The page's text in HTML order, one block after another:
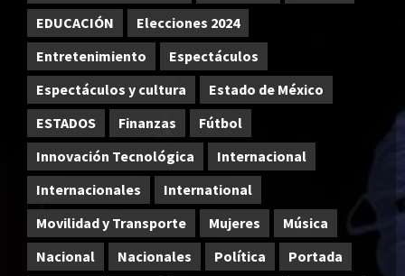
EDUCACIÓN
Elecciones 2024
Entretenimiento
Espectáculos
Espectáculos y cultura
Estado de México
ESTADOS
Finanzas
Fútbol
Innovación Tecnológica
Internacional
Internacionales
International
Movilidad y Transporte
Mujeres
Música
Nacional
Nacionales Política
Portada